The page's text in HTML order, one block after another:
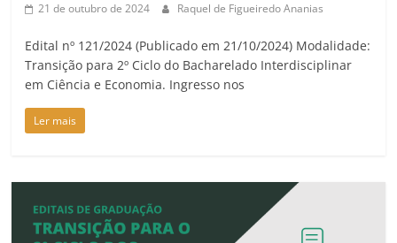
21 de outubro de 2024 Raquel de Figueiredo Ananias
Edital nº 121/2024 (Publicado em 21/10/2024) Modalidade:
Transição para 2º Ciclo do Bacharelado Interdisciplinar
em Ciência e Economia. Ingresso nos
Ler mais